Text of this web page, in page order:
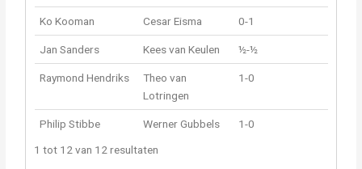
Ko Kooman Cesar Eisma 0-1
Jan Sanders Kees van Keulen ½-½
Raymond Hendriks
Theo van
Lotringen
1-0
Philip Stibbe Werner Gubbels
1-0
1 tot 12 van 12 resultaten